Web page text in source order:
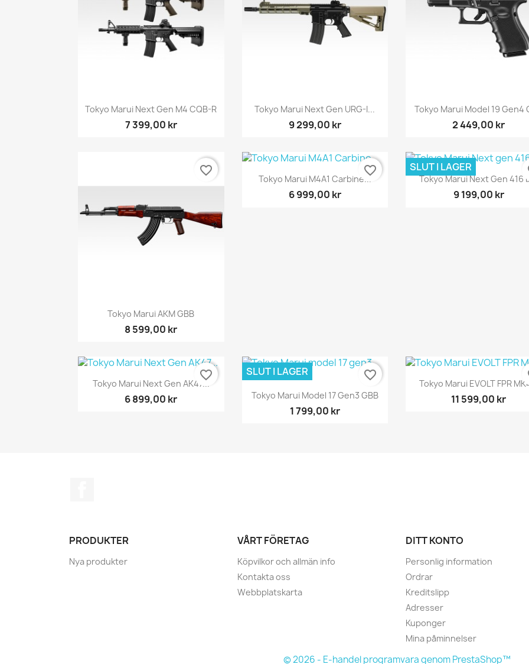
Snabbvy
Tokyo Marui Next Gen M4 CQB-R
7 399,00 kr
Snabbvy
Tokyo Marui Next Gen URG-I...
9 299,00 kr
Snabbvy
Tokyo Marui Model 19 Gen4
2 449,00 kr
Snabbvy
Tokyo Marui AKM GBB
8 599,00 kr
favorite_border Snabbvy
Tokyo Marui M4A1 Carbine...
6 999,00 kr
favorite_border Snabbvy
Tokyo Marui Next Gen 416
9 199,00 kr
SLUT I LAGER
Snabbvy
Tokyo Marui Next Gen AK47...
6 899,00 kr
favorite_border
Snabbvy
Tokyo Marui Model 17 Gen3 GBB
1 799,00 kr
SLUT I LAGER favorite_border Snabbvy
Tokyo Marui EVOLT FPR
11 599,00 kr
PRODUKTER
Nya produkter
VÅRT FÖRETAG
Köpvilkor och allmän info
Kontakta oss
Webbplatskarta
DITT KONTO
Personlig information
Ordrar
Kreditslipp
Adresser
Kuponger
Mina påminnelser
© 2026 - E-handel programvara genom PrestaShop™